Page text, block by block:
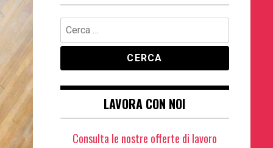
Ricerca
per:
LAVORA CON NOI
Consulta le nostre offerte di lavoro